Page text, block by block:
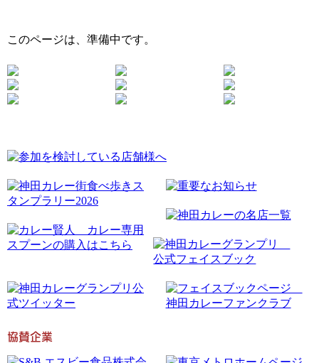
このページは、準備中です。
協賛企業